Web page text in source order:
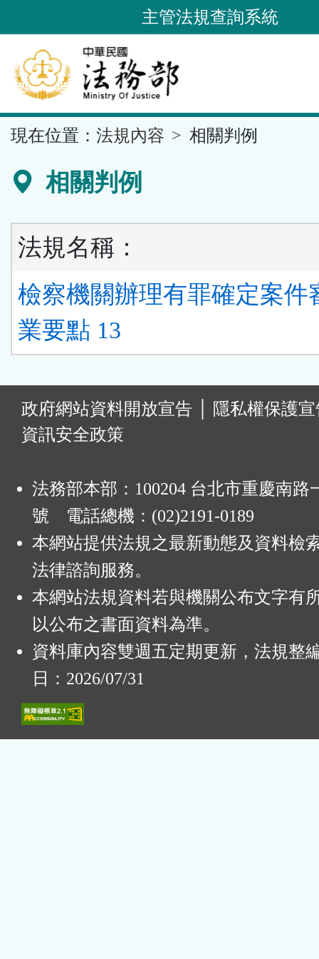
到
要
內
容
區
主管法規查詢系統
現在位置： 法規內容 相關判例
相關判例
法規名稱：
檢察機關辦理有罪確定案件
業要點 13
政府網站資料開放宣告
隱私權保護
資訊安全政策
法務部本部：100204 台北市重慶南路
號 電話總機：(02)2191-0189
本網站提供法規之最新動態及資料檢
法律諮詢服務。
本網站法規資料若與機關公布文字有
以公布之書面資料為準。
資料庫內容雙週五定期更新，法規整
日：2026/07/31